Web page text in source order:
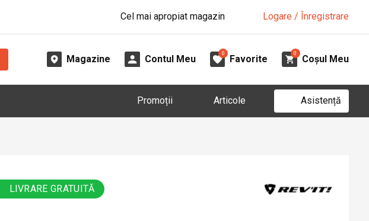
Cel mai apropiat magazin Logare / Înregistrare
Magazine Contul Meu
0
Favorite
0
Coșul Meu
Promoții Articole Asistență
LIVRARE GRATUITĂ